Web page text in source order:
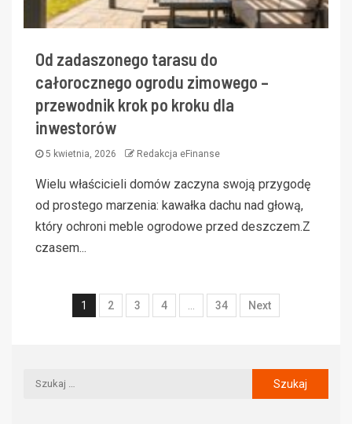
Od zadaszonego tarasu do
całorocznego ogrodu zimowego –
przewodnik krok po kroku dla
inwestorów
5 kwietnia, 2026 Redakcja eFinanse
Wielu właścicieli domów zaczyna swoją przygodę
od prostego marzenia: kawałka dachu nad głową,
który ochroni meble ogrodowe przed deszczem.Z
czasem...
1 2 3 4 34 Next